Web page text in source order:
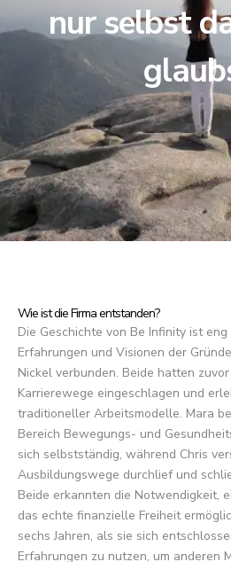
nur selbst
Wie ist die Firma entstanden?
Die Geschichte von Be Infinity ist
Erfahrungen und Visionen der
Nickel verbunden. Beide hatten
Karrierewege eingeschlagen und
traditioneller Arbeitsmodelle. Mara
Bereich Bewegungs- und
sich selbstständig, während Chris
Ausbildungswege durchlief und
Beide erkannten die Notwendigkeit,
das echte finanzielle Freiheit
sechs Jahren, als sie sich
Erfahrungen zu nutzen, um anderen